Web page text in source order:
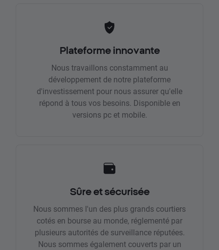
Plateforme innovante
Nous travaillons constamment au
développement de notre plateforme
d'investissement pour nous assurer qu'elle
répond à tous vos besoins. Disponible en
versions pc et mobile.
Sûre et sécurisée
Nous sommes l'un des plus grands courtiers
cotés en bourse au monde, réglementé par
plusieurs autorités de surveillance réputées.
Nous sommes également couverts par un